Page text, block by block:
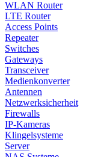
WLAN Router
LTE Router
Access Points
Repeater
Switches
Gateways
Transceiver
Medienkonverter
Antennen
Netzwerksicherheit
Firewalls
IP-Kameras
Klingelsysteme
Server